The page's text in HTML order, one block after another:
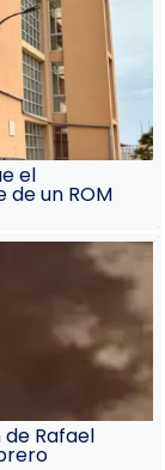
el
un ROM
Rafael